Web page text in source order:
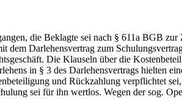
die Beklagte sei nach § 611a BGB
Darlehensvertrag zum
Die Klauseln über die
in § 3 des Darlehensvertrags hielten
und Rückzahlung verpflichtet
sei für ihn wertlos. Wegen der sog.